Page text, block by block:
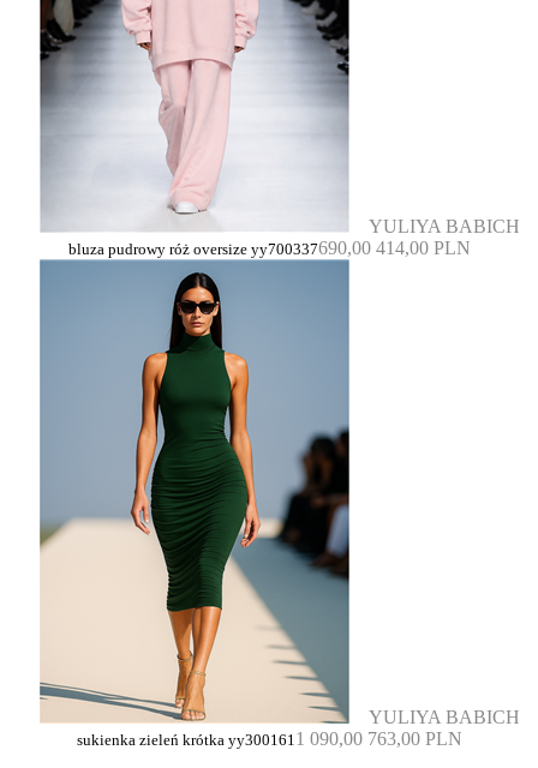
YULIYA BABICH
bluza pudrowy róż oversize yy700337690,00 414,00 PLN
YULIYA BABICH
sukienka zieleń krótka yy3001611 090,00 763,00 PLN